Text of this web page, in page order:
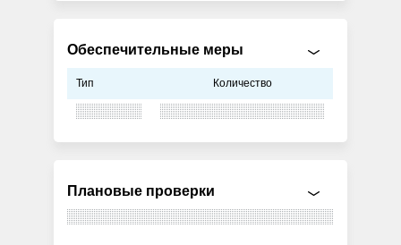
Обеспечительные меры
Тип Количество
Плановые проверки